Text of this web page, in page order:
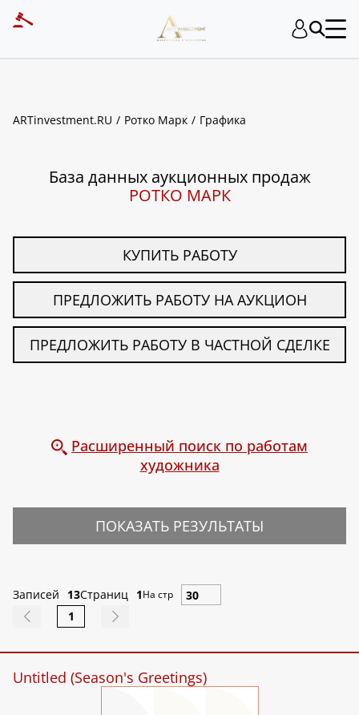
ARTinvestment.RU Ротко Марк Графика
База данных аукционных продаж
РОТКО МАРК
КУПИТЬ РАБОТУ
ПРЕДЛОЖИТЬ РАБОТУ НА АУКЦИОН
ПРЕДЛОЖИТЬ РАБОТУ В ЧАСТНОЙ СДЕЛКЕ
Расширенный поиск по работам
художника
ПОКАЗАТЬ РЕЗУЛЬТАТЫ
Записей 13Страниц 1На стр
1
Untitled (Season's Greetings)